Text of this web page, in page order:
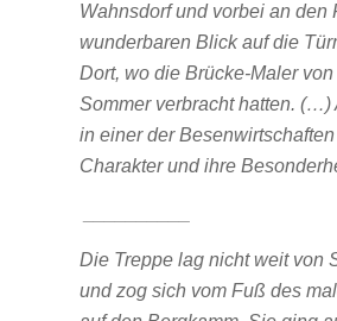
Wahnsdorf und vorbei an den
wunderbaren Blick auf die
Dort, wo die Brücke-Maler
Sommer verbracht hatten. (…)
in einer der
Charakter und ihre
Die Treppe lag nicht weit von
und zog sich vom Fuß des